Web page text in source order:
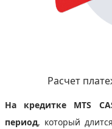
Расчет
На кредитке MTS
период, который